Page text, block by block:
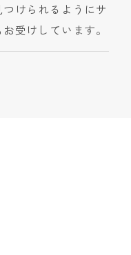
けられるようにサ
受けしています。